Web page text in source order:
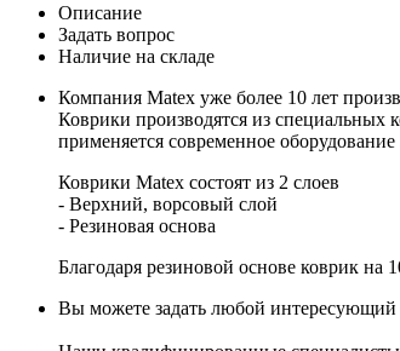
Описание
Задать вопрос
Наличие на складе
Компания Matex уже более 10 лет
Коврики производятся из специальных
применяется современное
Коврики Matex состоят из 2 слоев
- Верхний, ворсовый слой
- Резиновая основа
Благодаря резиновой основе коврик на
Вы можете задать любой интересующий